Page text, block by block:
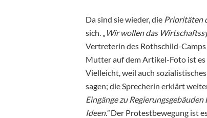
Da sind sie wieder, die Prioritäten
sich. „
Wir wollen das
Vertreterin des Rothschild-Camps
Mutter auf dem Artikel-Foto ist es
Vielleicht, weil auch
sagen; die Sprecherin erklärt
Eingänge zu
Ideen.“Der Protestbewegung ist